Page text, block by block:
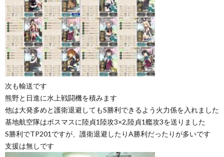
次も輸送です
熊野と日進に水上戦闘機を積みます
他は大発多めと護衛退避してもS勝利できるよう火力係を入れました
基地航空隊はボスマスに陸貞1陸攻3×2,陸貞1艦攻3を送りました
S勝利でTP201ですが、護衛退避したりA勝利だったりが多いです
支援は無しです